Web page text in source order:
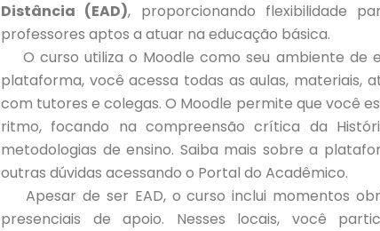
Distância (EAD), proporcionando flexibilidade
professores aptos a atuar na educação básica.
O curso utiliza o Moodle como seu ambiente de
plataforma, você acessa todas as aulas, materiais,
com tutores e colegas. O Moodle permite que você
ritmo, focando na compreensão crítica da
metodologias de ensino. Saiba mais sobre a
outras dúvidas acessando o Portal do Acadêmico.
Apesar de ser EAD, o curso inclui momentos
presenciais de apoio. Nesses locais, você